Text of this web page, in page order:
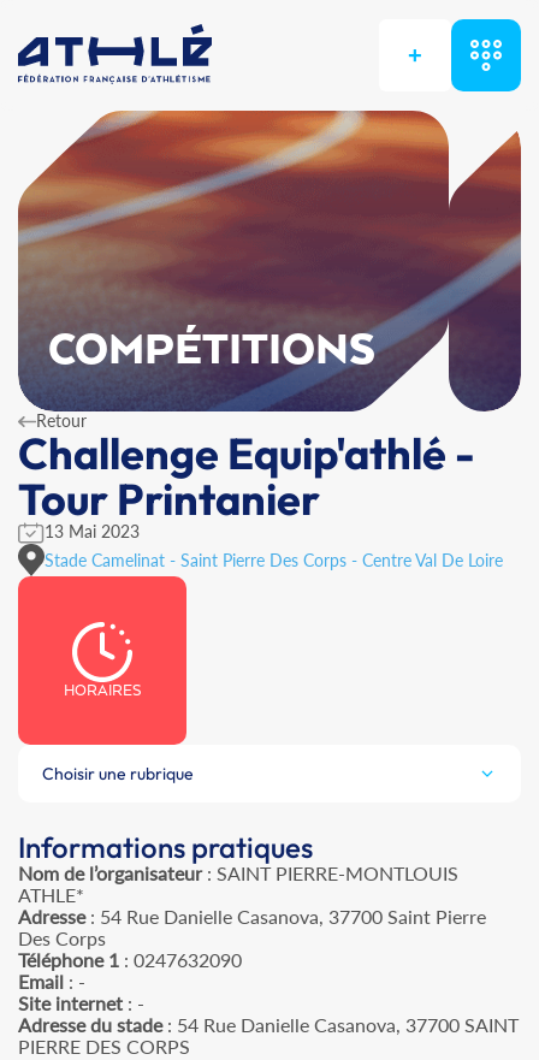
+
COMPÉTITIONS
Retour
Challenge Equip'athlé -
Tour Printanier
13 Mai 2023
Stade Camelinat - Saint Pierre Des Corps - Centre Val De Loire
HORAIRES
Choisir une rubrique
Informations pratiques
Nom de l’organisateur: SAINT PIERRE-MONTLOUIS
ATHLE*
Adresse: 54 Rue Danielle Casanova, 37700 Saint Pierre
Des Corps
Téléphone 1 : 0247632090
Email : -
Site internet : -
Adresse du stade: 54 Rue Danielle Casanova, 37700 SAINT
PIERRE DES CORPS